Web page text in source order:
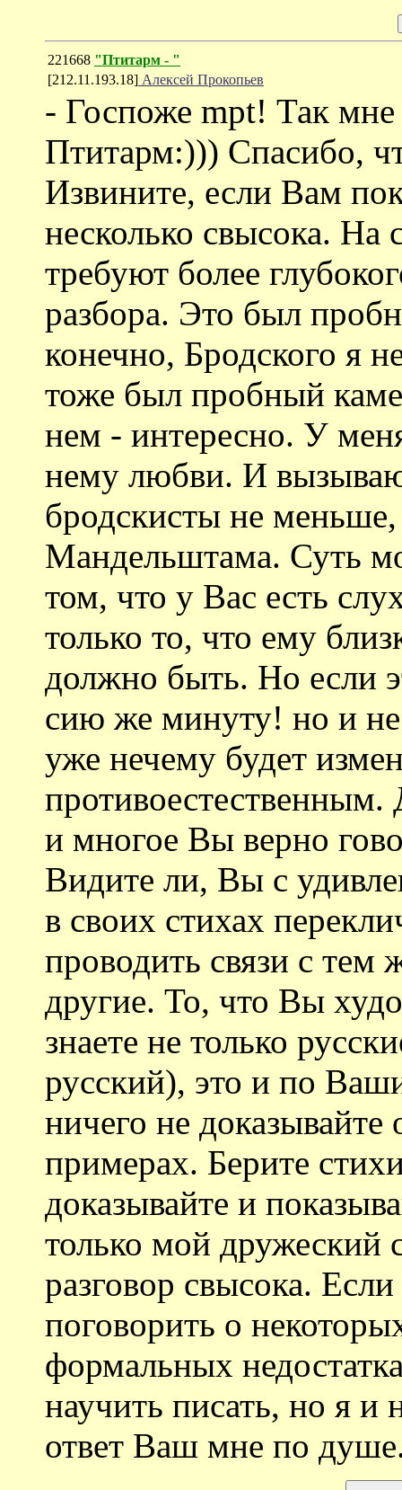
221668 "Птитарм - "
[212.11.193.18] Алексей Прокопьев
- Госпоже mpt! Так
Птитарм:))) Спасибо,
Извините, если Вам
несколько свысока.
требуют более
разбора. Это был
конечно, Бродского я
тоже был пробный
нем - интересно. У
нему любви. И
бродскисты не
Мандельштама. Суть
том, что у Вас есть
только то, что ему
должно быть. Но если
сию же минуту! но и не
уже нечему будет
противоестественным.
и многое Вы верно
Видите ли, Вы с
в своих стихах
проводить связи с тем
другие. То, что Вы
знаете не только
русский), это и по
ничего не
примерах. Берите
доказывайте и
только мой дружеский
разговор свысока.
поговорить о
формальных
научить писать, но я
ответ Ваш мне по